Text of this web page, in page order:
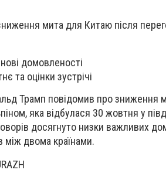
мита для Китаю після
домовленості
та оцінки зустрічі
Трамп повідомив про зниження
яка відбулася 30 жовтня у
досягнуто низки важливих
між двома країнами.